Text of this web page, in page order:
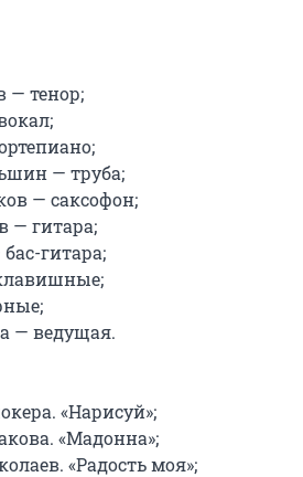
— тенор;
— труба;
— саксофон;
— гитара;
гитара;
— ведущая.
«Нарисуй»;
«Мадонна»;
«Радость моя»;